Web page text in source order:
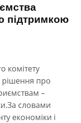
підтримкою
комітету
рішення про
–
словами
економіки і